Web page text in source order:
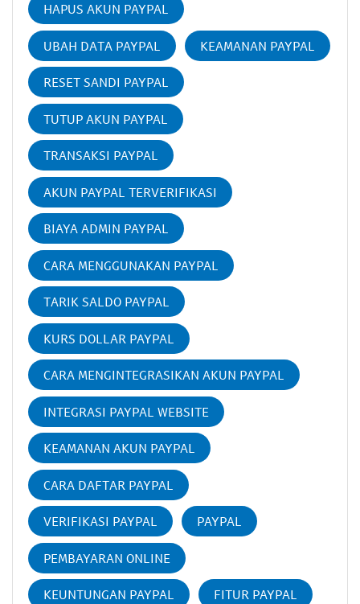
HAPUS AKUN PAYPAL
UBAH DATA PAYPAL KEAMANAN PAYPAL
RESET SANDI PAYPAL
TUTUP AKUN PAYPAL
TRANSAKSI PAYPAL
AKUN PAYPAL TERVERIFIKASI
BIAYA ADMIN PAYPAL
CARA MENGGUNAKAN PAYPAL
TARIK SALDO PAYPAL
KURS DOLLAR PAYPAL
CARA MENGINTEGRASIKAN AKUN PAYPAL
INTEGRASI PAYPAL WEBSITE
KEAMANAN AKUN PAYPAL
CARA DAFTAR PAYPAL
VERIFIKASI PAYPAL PAYPAL
PEMBAYARAN ONLINE
KEUNTUNGAN PAYPAL FITUR PAYPAL